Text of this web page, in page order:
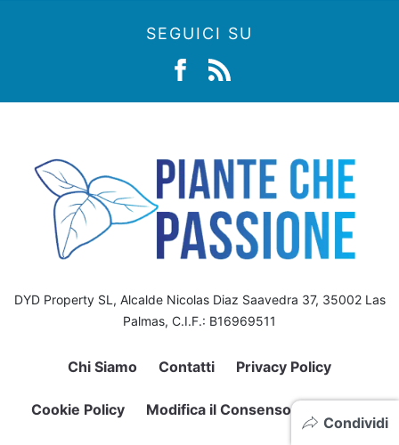
Condividi
SEGUICI SU
DYD Property SL, Alcalde Nicolas Diaz Saavedra 37, 35002 Las
Palmas, C.I.F.: B16969511
Chi Siamo Contatti Privacy Policy
Cookie Policy Modifica il Consenso sui Cookie